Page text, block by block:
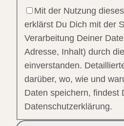
Mit der Nutzung
erklärst Du Dich mit der
Verarbeitung Deiner
Adresse, Inhalt) durch
einverstanden.
darüber, wo, wie und
Daten speichern, findest
Datenschutzerklärung.